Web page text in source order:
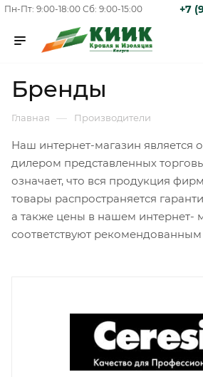
Пн-Пт: 9:00-18:00 Сб: 9:00-15:00 +7
Бренды
Главная — Производители
Наш интернет-магазин является
дилером представленных
означает, что вся продукция
товары распространяется
а также цены в нашем интернет-
соответствуют